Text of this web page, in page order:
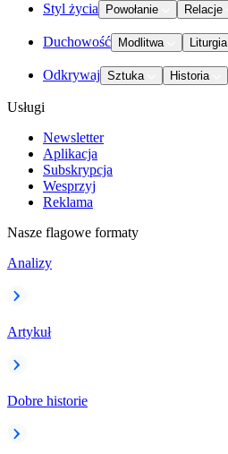
Styl życia Powołanie Relacje
Duchowość Modlitwa Liturgia
Odkrywaj Sztuka Historia
Usługi
Newsletter
Aplikacja
Subskrypcja
Wesprzyj
Reklama
Nasze flagowe formaty
Analizy
Artykuł
Dobre historie